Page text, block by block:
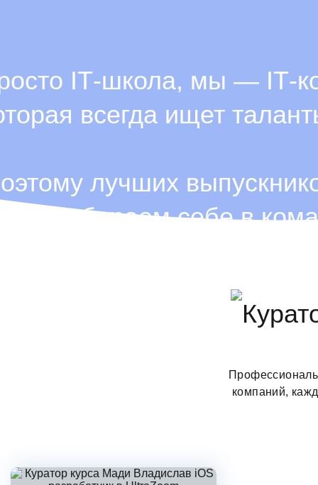
ІТ-школа, мы — ІТ-
всегда ищет
лучших
забираем себе в
компаний,